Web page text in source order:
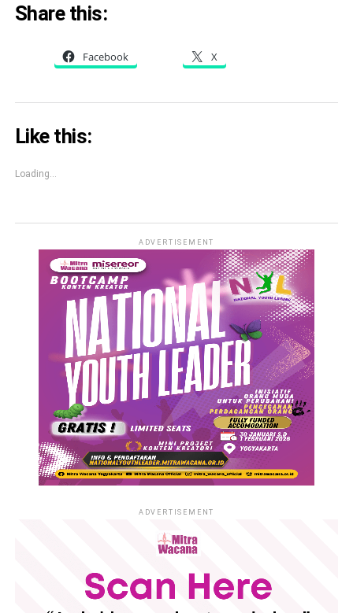
Share this:
Facebook X
Like this:
Loading...
ADVERTISEMENT
ADVERTISEMENT